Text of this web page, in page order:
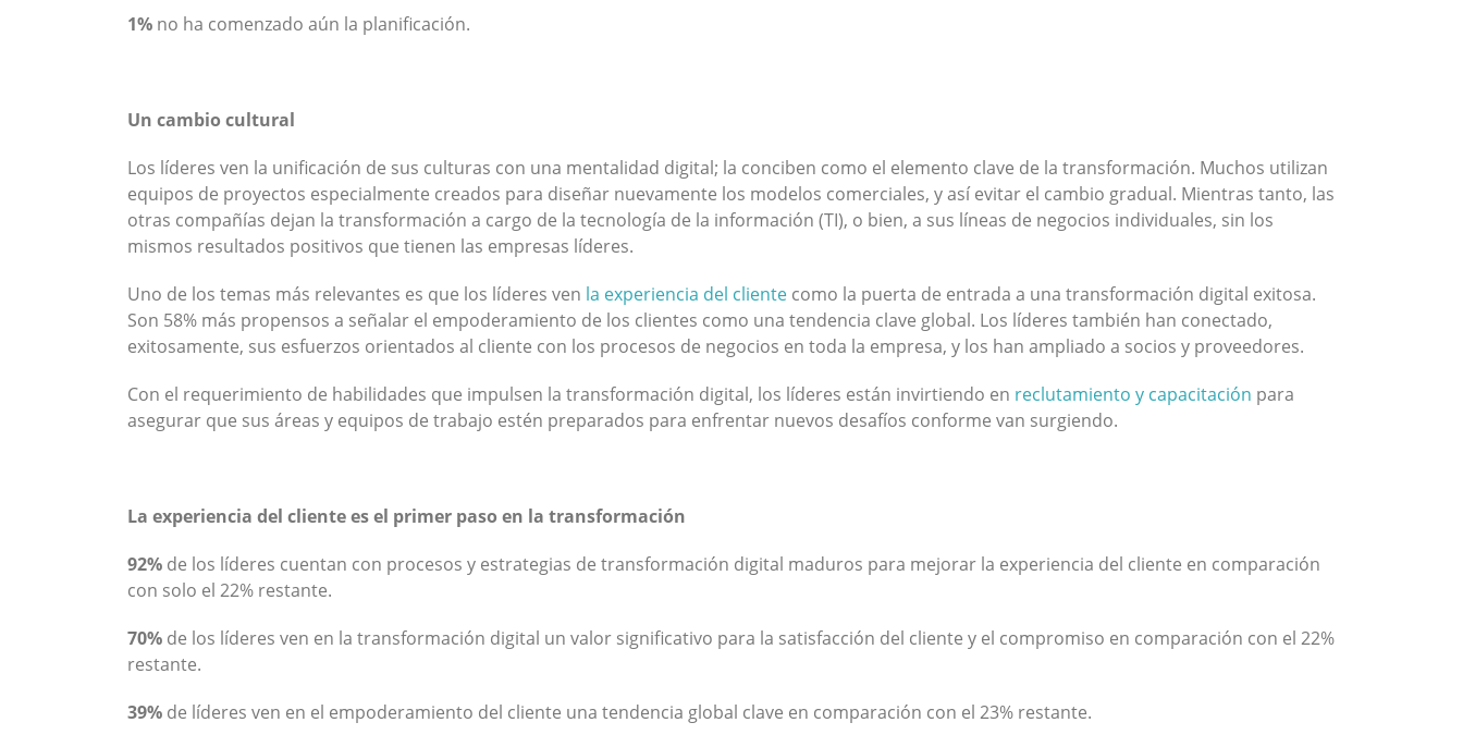
1% no ha comenzado aún la planificación.
Un cambio cultural
Los líderes ven la unificación de sus culturas con una mentalidad digital; la conciben como el elemento clave de la transformación. Muchos utilizan
equipos de proyectos especialmente creados para diseñar nuevamente los modelos comerciales, y así evitar el cambio gradual. Mientras tanto, las
otras compañías dejan la transformación a cargo de la tecnología de la información (TI), o bien, a sus líneas de negocios individuales, sin los
mismos resultados positivos que tienen las empresas líderes.
Uno de los temas más relevantes es que los líderes ven la experiencia del cliente como la puerta de entrada a una transformación digital exitosa.
Son 58% más propensos a señalar el empoderamiento de los clientes como una tendencia clave global. Los líderes también han conectado,
exitosamente, sus esfuerzos orientados al cliente con los procesos de negocios en toda la empresa, y los han ampliado a socios y proveedores.
Con el requerimiento de habilidades que impulsen la transformación digital, los líderes están invirtiendo en reclutamiento y capacitación para
asegurar que sus áreas y equipos de trabajo estén preparados para enfrentar nuevos desafíos conforme van surgiendo.
La experiencia del cliente es el primer paso en la transformación
92% de los líderes cuentan con procesos y estrategias de transformación digital maduros para mejorar la experiencia del cliente en comparación
con solo el 22% restante.
70% de los líderes ven en la transformación digital un valor significativo para la satisfacción del cliente y el compromiso en comparación con el 22%
restante.
39% de líderes ven en el empoderamiento del cliente una tendencia global clave en comparación con el 23% restante.